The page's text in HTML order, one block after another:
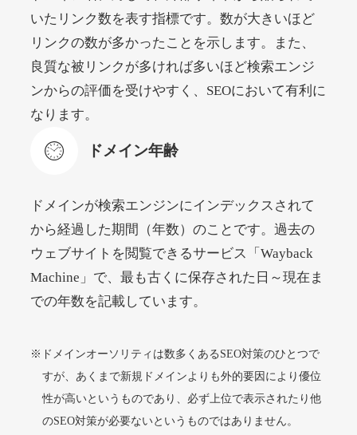
beamie.jp
ジャンルエンターテイメント
DA 52 外部リンク数
4,200円
詳細を見る
themusicnotebook.com
DA52 392
alprostadil-br.info
いたリンク数を表す指標です。数が大きいほど
リンクの数が多かったことを示します。また、
良質な被リンクが多ければ多いほど検索エンジ
ンからの評価を受けやすく、SEOにおいて有利に
なります。
ドメイン年齢
ドメインが検索エンジンにインデックスされて
から経過した期間（年数）のことです。過去の
ウェブサイトを閲覧できるサービス「Wayback
Machine」で、最も古くに保存された日～現在ま
での年数を記載しています。
※ドメインオーソリティは数多くあるSEO対策のひとつで
すが、あくまで新規ドメインよりも外的要因により優位
性が高いというものであり、必ず上位で表示されたり他
のSEO対策が必要ないというものではありません。